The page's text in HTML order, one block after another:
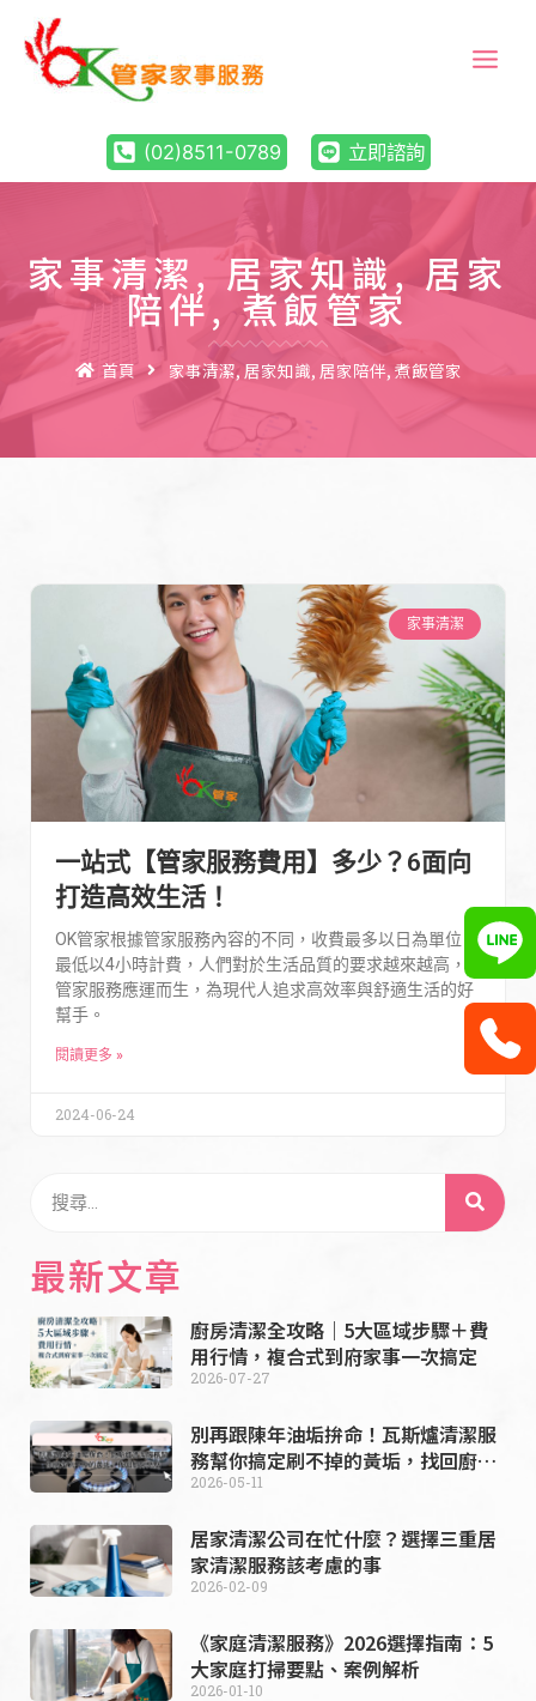
(02)8511-0789 立即諮詢
家事清潔,居家知識,居家
陪伴,煮飯管家
首頁 家事清潔, 居家知識, 居家陪伴, 煮飯管家
家事清潔
一站式【管家服務費用】多少？6面向
打造高效生活！
OK管家根據管家服務內容的不同，收費最多以日為單位，
最低以4小時計費，人們對於生活品質的要求越來越高，
管家服務應運而生，為現代人追求高效率與舒適生活的好
幫手。
閱讀更多 »
2024-06-24
最新文章
廚房清潔全攻略｜5大區域步驟＋費
用行情，複合式到府家事一次搞定
2026-07-27
別再跟陳年油垢拚命！瓦斯爐清潔服
務幫你搞定刷不掉的黃垢，找回廚房
亮點
2026-05-11
居家清潔公司在忙什麼？選擇三重居
家清潔服務該考慮的事
2026-02-09
《家庭清潔服務》2026選擇指南：5
大家庭打掃要點、案例解析
2026-01-10